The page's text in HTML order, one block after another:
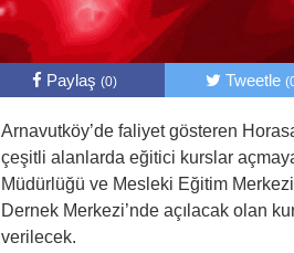
Paylaş (0) Tweetle
Arnavutköy’de faliyet gösteren
çeşitli alanlarda eğitici kurslar
Müdürlüğü ve Mesleki Eğitim
Dernek Merkezi’nde açılacak olan
verilecek.